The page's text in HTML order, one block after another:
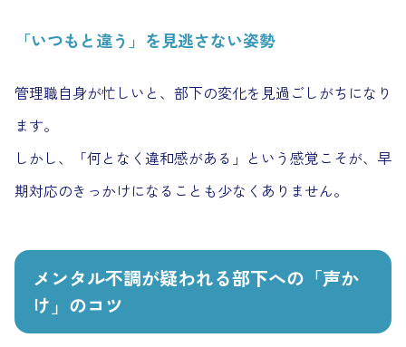
「いつもと違う」を見逃さない姿勢
管理職自身が忙しいと、部下の変化を見過ごしがちになり
ます。
しかし、「何となく違和感がある」という感覚こそが、早
期対応のきっかけになることも少なくありません。
メンタル不調が疑われる部下への「声か
け」のコツ